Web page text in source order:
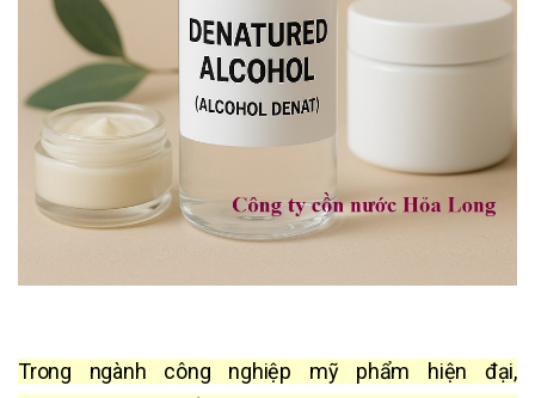
Trong ngành công nghiệp mỹ phẩm hiện đại,